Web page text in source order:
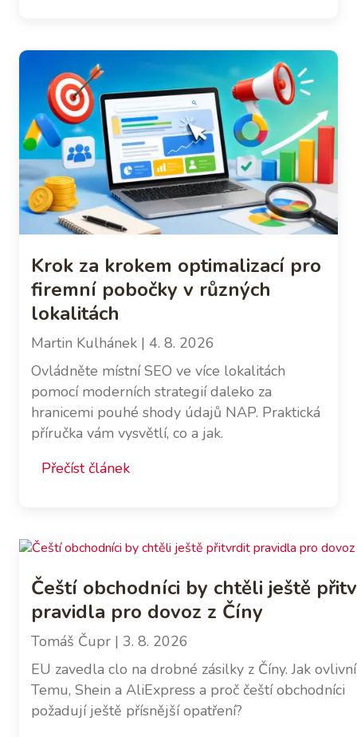
Krok za krokem optimalizací pro
firemní pobočky v různých
lokalitách
Martin Kulhánek | 4. 8. 2026
Ovládněte místní SEO ve více lokalitách
pomocí moderních strategií daleko za
hranicemi pouhé shody údajů NAP. Praktická
příručka vám vysvětlí, co a jak.
Přečíst článek
Čeští obchodníci by chtěli ještě
pravidla pro dovoz z Číny
Tomáš Čupr | 3. 8. 2026
EU zavedla clo na drobné zásilky z Číny. Jak ovlivní
Temu, Shein a AliExpress a proč čeští obchodníci
požadují ještě přísnější opatření?